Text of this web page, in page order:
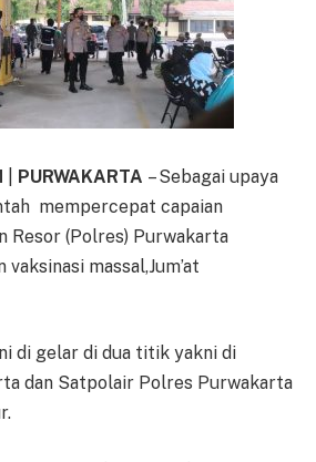
PURWAKARTA – Sebagai upaya
mempercepat capaian
Resor (Polres) Purwakarta
massal,Jum’at
di gelar di dua titik yakni di
dan Satpolair Polres Purwakarta